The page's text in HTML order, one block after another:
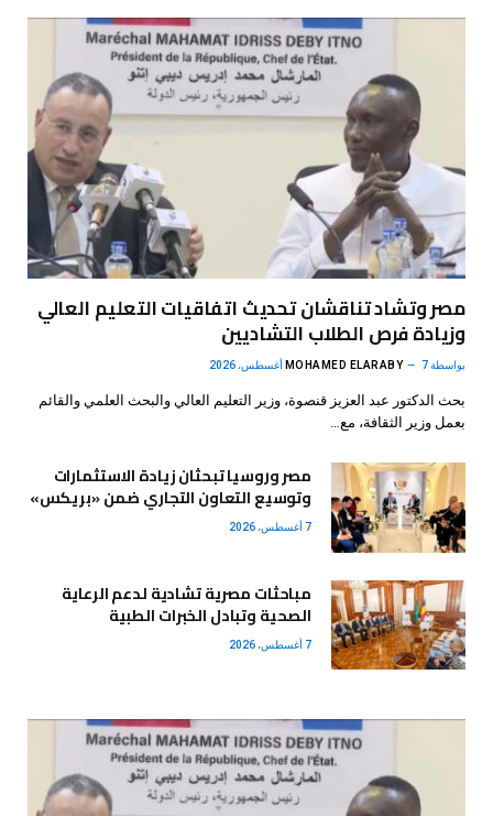
مصر وتشاد تناقشان تحديث اتفاقيات التعليم العالي
وزيادة فرص الطلاب التشاديين
بواسطة MOHAMED ELARABY 7 أغسطس، 2026
بحث الدكتور عبد العزيز قنصوة، وزير التعليم العالي والبحث العلمي والقائم
بعمل وزير الثقافة، مع…
مصر وروسيا تبحثان زيادة الاستثمارات
وتوسيع التعاون التجاري ضمن «بريكس»
7 أغسطس، 2026
مباحثات مصرية تشادية لدعم الرعاية
الصحية وتبادل الخبرات الطبية
7 أغسطس، 2026